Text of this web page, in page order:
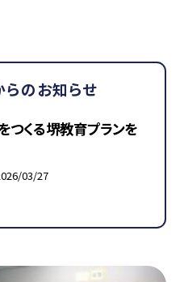
のお知らせ
くる堺教育プランを
03/27